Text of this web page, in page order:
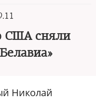
США сняли
Николай